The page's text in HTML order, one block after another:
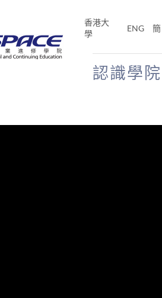
香港大
學
ENG 簡
認識學院